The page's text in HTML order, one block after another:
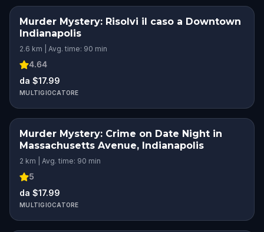
Murder Mystery: Risolvi il caso a Downtown
Indianapolis
2.6 km | Avg. time: 90 min
4.64
da $17.99
MULTIGIOCATORE
Murder Mystery: Crime on Date Night in
Massachusetts Avenue, Indianapolis
2 km | Avg. time: 90 min
5
da $17.99
MULTIGIOCATORE